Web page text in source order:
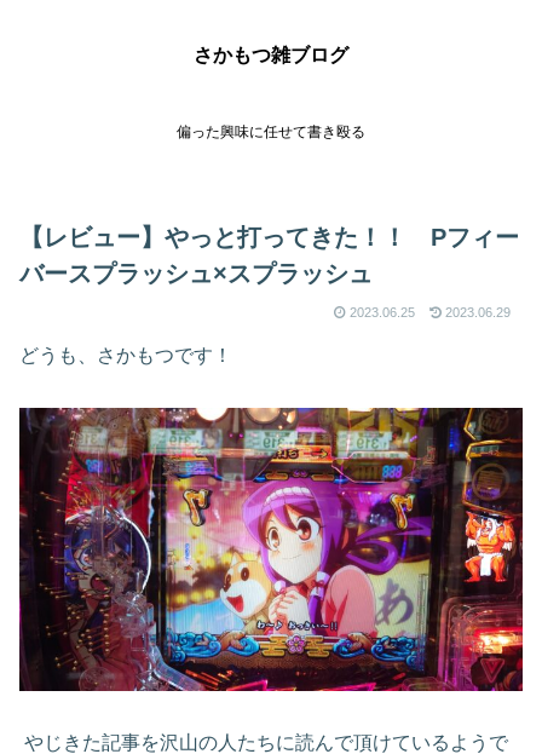
さかもつ雑ブログ
偏った興味に任せて書き殴る
【レビュー】やっと打ってきた！！ Pフィー
バースプラッシュ×スプラッシュ
2023.06.25 2023.06.29
どうも、さかもつです！
やじきた記事を沢山の人たちに読んで頂けているようで